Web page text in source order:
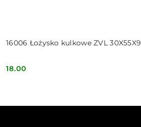
16006 Łożysko kulkowe ZVL 30X55X9
Cena:
18.00